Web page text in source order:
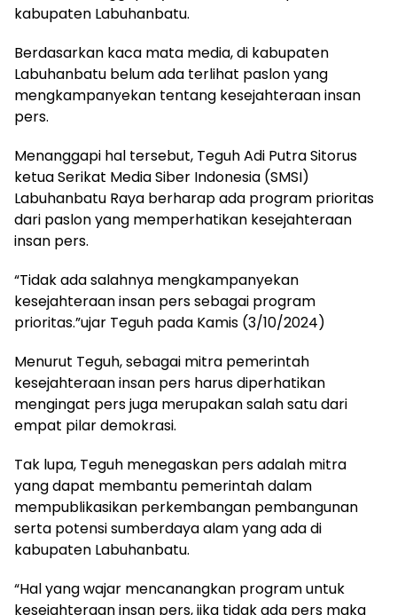
kabupaten Labuhanbatu.
Berdasarkan kaca mata media, di kabupaten
Labuhanbatu belum ada terlihat paslon yang
mengkampanyekan tentang kesejahteraan insan
pers.
Menanggapi hal tersebut, Teguh Adi Putra Sitorus
ketua Serikat Media Siber Indonesia (SMSI)
Labuhanbatu Raya berharap ada program prioritas
dari paslon yang memperhatikan kesejahteraan
insan pers.
“Tidak ada salahnya mengkampanyekan
kesejahteraan insan pers sebagai program
prioritas.”ujar Teguh pada Kamis (3/10/2024)
Menurut Teguh, sebagai mitra pemerintah
kesejahteraan insan pers harus diperhatikan
mengingat pers juga merupakan salah satu dari
empat pilar demokrasi.
Tak lupa, Teguh menegaskan pers adalah mitra
yang dapat membantu pemerintah dalam
mempublikasikan perkembangan pembangunan
serta potensi sumberdaya alam yang ada di
kabupaten Labuhanbatu.
“Hal yang wajar mencanangkan program untuk
kesejahteraan insan pers, jika tidak ada pers maka